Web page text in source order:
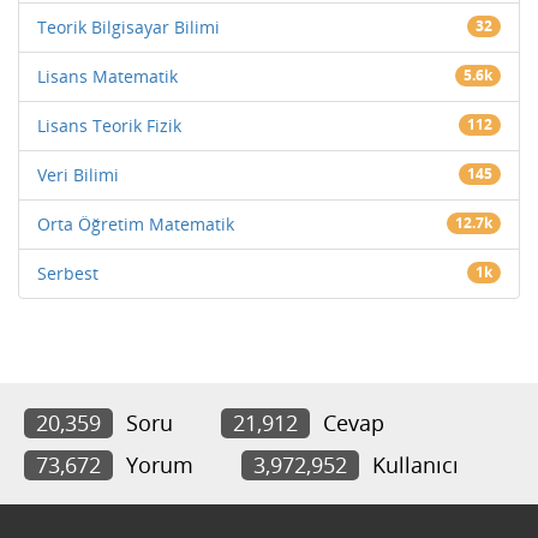
Teorik Bilgisayar Bilimi 32
Lisans Matematik 5.6k
Lisans Teorik Fizik 112
Veri Bilimi 145
Orta Öğretim Matematik 12.7k
Serbest 1k
20,359 Soru 21,912
Cevap
73,672
Yorum 3,972,952 Kullanıcı